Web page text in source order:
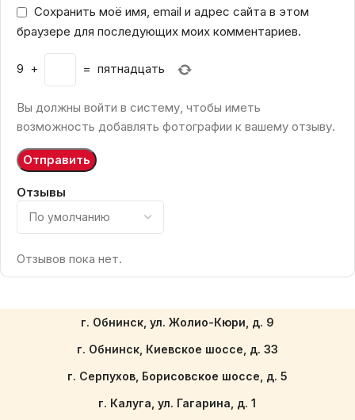
Отзывы
Отзывов пока нет.
Сохранить моё имя, email и адрес сайта в этом
браузере для последующих моих комментариев.
9 + = пятнадцать
Вы должны войти в систему, чтобы иметь
возможность добавлять фотографии к вашему отзыву.
г. Обнинск, ул. Жолио-Кюри, д. 9
г. Обнинск, Киевское шоссе, д. 33
г. Серпухов, Борисовское шоссе, д. 5
г. Калуга, ул. Гагарина, д. 1